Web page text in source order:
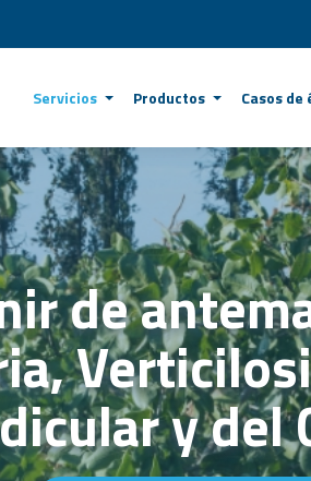
Servicios Productos Casos de
de
y del